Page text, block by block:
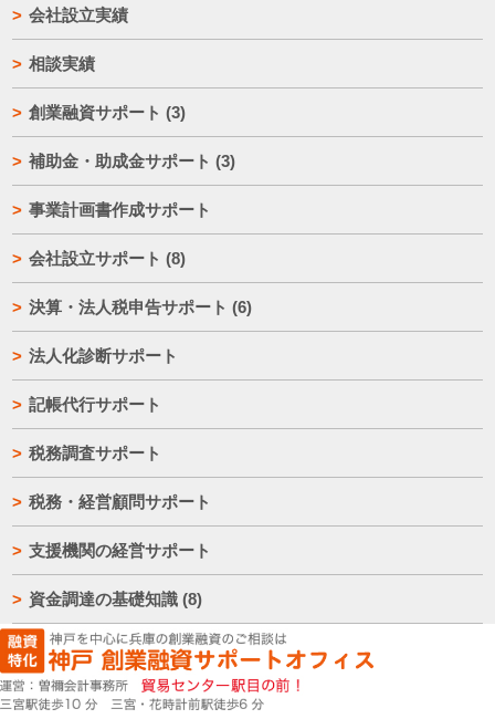
会社設立実績
相談実績
創業融資サポート (3)
補助金・助成金サポート (3)
事業計画書作成サポート
会社設立サポート (8)
決算・法人税申告サポート (6)
法人化診断サポート
記帳代行サポート
税務調査サポート
税務・経営顧問サポート
支援機関の経営サポート
資金調達の基礎知識 (8)